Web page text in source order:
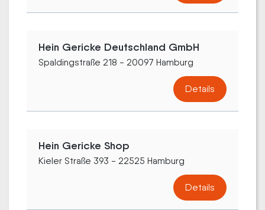
Hein Gericke Deutschland GmbH
Spaldingstraße 218 - 20097 Hamburg
Details
Hein Gericke Shop
Kieler Straße 393 - 22525 Hamburg
Details